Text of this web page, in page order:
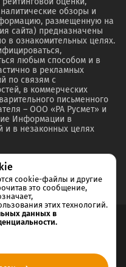
обзоры и
размещенную на
сайта) предназначены
в ознакомительных целях.
любым способом и в
в рекламных
по связям с
в коммерческих
письменного
– ООО «РА Русмет» и
Информации в
и в незаконных целях
данных
cookie-файлы и другие
это сообщение,
этих технологий.
данных в